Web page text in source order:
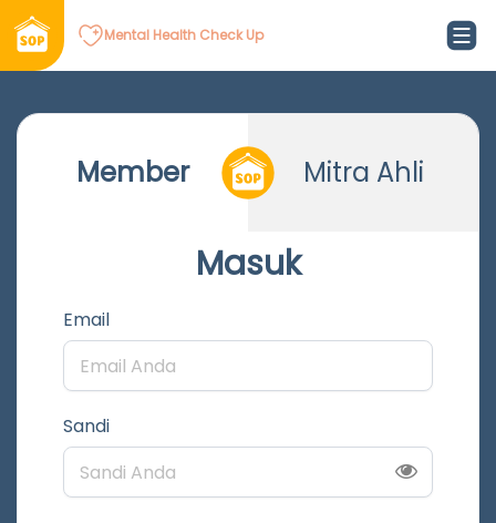
Mental Health Check Up
Member Mitra Ahli
Masuk
Email
Sandi